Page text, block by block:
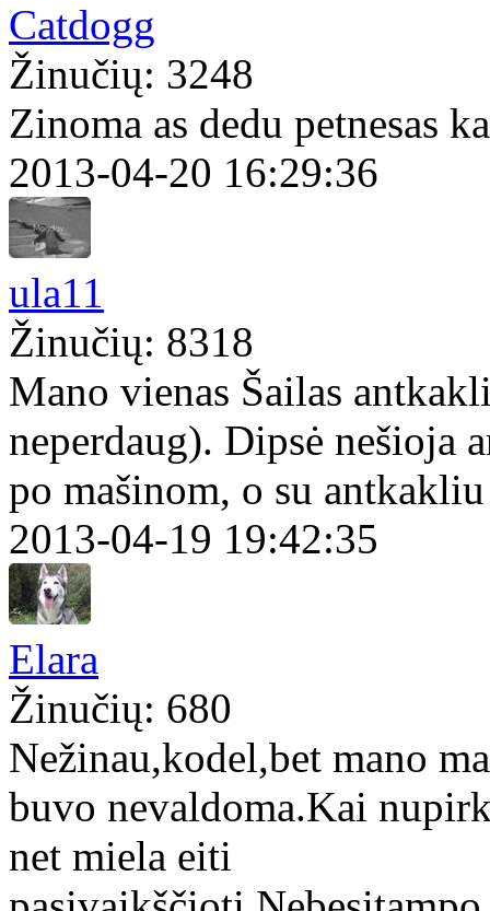
Catdogg
Žinučių: 3248
Zinoma as dedu petnesas
2013-04-20 16:29:36
ula11
Žinučių: 8318
Mano vienas Šailas
neperdaug). Dipsė nešioja
po mašinom, o su
2013-04-19 19:42:35
Elara
Žinučių: 680
Nežinau,kodel,bet mano
buvo nevaldoma.Kai
net miela eiti